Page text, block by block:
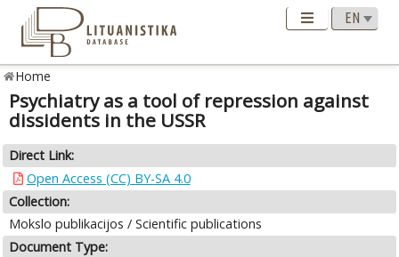
Home
Psychiatry as a tool of repression against
dissidents in the USSR
Direct Link:
Open Access (CC) BY-SA 4.0
Collection:
Mokslo publikacijos / Scientific publications
Document Type: